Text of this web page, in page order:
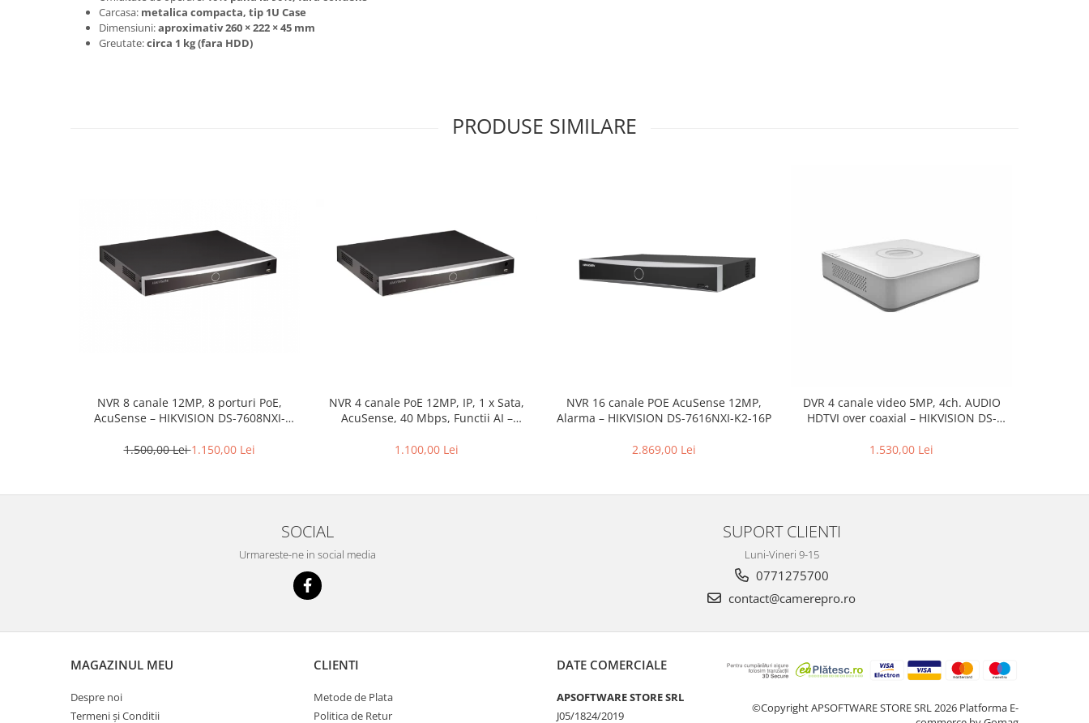
Carcasa: metalica compacta, tip 1U Case
Dimensiuni:aproximativ 260 × 222 × 45 mm
Greutate:circa 1 kg (fara HDD)
PRODUSE SIMILARE
NVR 8 canale 12MP, 8 porturi PoE,
AcuSense – HIKVISION DS-7608NXI-
1.500,00 Lei1.150,00 Lei
NVR 4 canale PoE 12MP, IP, 1 x Sata,
AcuSense, 40 Mbps, Functii AI –
1.100,00 Lei
NVR 16 canale POE AcuSense 12MP,
Alarma – HIKVISION DS-7616NXI-K2-16P
2.869,00 Lei
DVR 4 canale video 5MP, 4ch. AUDIO
HDTVI over coaxial – HIKVISION DS-
1.530,00 Lei
SOCIAL
Urmareste-ne in social media
SUPORT CLIENTI
Luni-Vineri 9-15
0771275700
contact@camerepro.ro
MAGAZINUL MEU
Despre noi
Termeni și Conditii
CLIENTI
Metode de Plata
Politica de Retur
DATE COMERCIALE
APSOFTWARE STORE SRL
J05/1824/2019
©Copyright APSOFTWARE STORE SRL 2026 Platforma E-